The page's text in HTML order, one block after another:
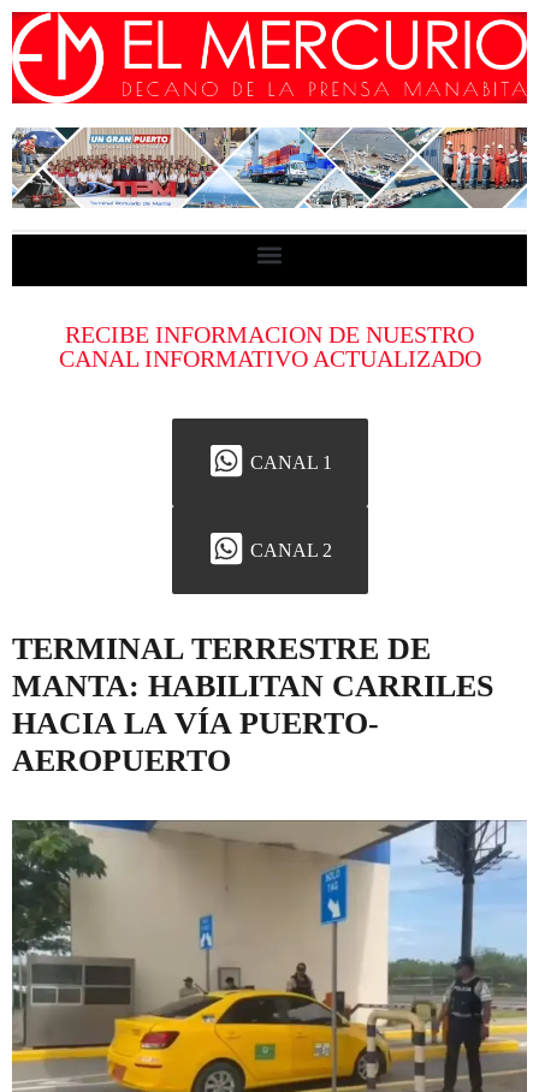
RECIBE INFORMACION DE NUESTRO
CANAL INFORMATIVO ACTUALIZADO
CANAL 1
CANAL 2
TERMINAL TERRESTRE DE
MANTA: HABILITAN CARRILES
HACIA LA VÍA PUERTO-
AEROPUERTO